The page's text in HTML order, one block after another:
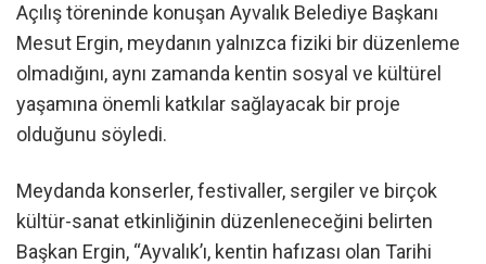
Açılış töreninde konuşan Ayvalık Belediye Başkanı
Mesut Ergin, meydanın yalnızca fiziki bir düzenleme
olmadığını, aynı zamanda kentin sosyal ve kültürel
yaşamına önemli katkılar sağlayacak bir proje
olduğunu söyledi.
Meydanda konserler, festivaller, sergiler ve birçok
kültür-sanat etkinliğinin düzenleneceğini belirten
Başkan Ergin, “Ayvalık’ı, kentin hafızası olan Tarihi